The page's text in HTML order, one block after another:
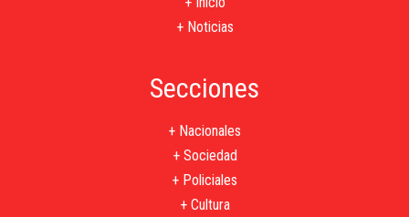
+ Noticias
Secciones
+ Nacionales
+ Sociedad
+ Policiales
+ Cultura